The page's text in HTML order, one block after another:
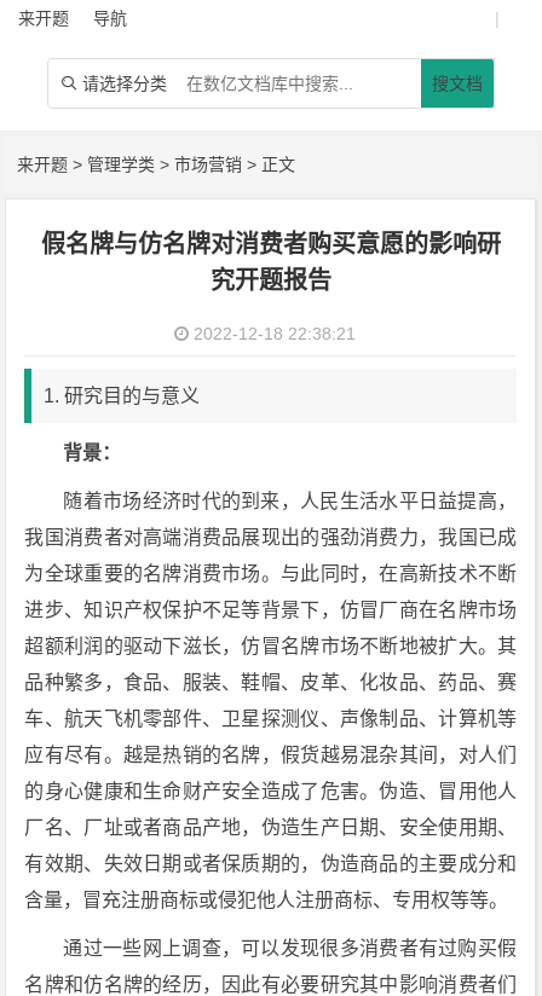
来开题 导航 |
 请选择分类 搜文档
来开题 >管理学类 >市场营销 > 正文
假名牌与仿名牌对消费者购买意愿的影响研
究开题报告
2022-12-18 22:38:21
1. 研究目的与意义
背景：
随着市场经济时代的到来，人民生活水平日益提高，
我国消费者对高端消费品展现出的强劲消费力，我国已成
为全球重要的名牌消费市场。与此同时，在高新技术不断
进步、知识产权保护不足等背景下，仿冒厂商在名牌市场
超额利润的驱动下滋长，仿冒名牌市场不断地被扩大。其
品种繁多，食品、服装、鞋帽、皮革、化妆品、药品、赛
车、航天飞机零部件、卫星探测仪、声像制品、计算机等
应有尽有。越是热销的名牌，假货越易混杂其间，对人们
的身心健康和生命财产安全造成了危害。伪造、冒用他人
厂名、厂址或者商品产地，伪造生产日期、安全使用期、
有效期、失效日期或者保质期的，伪造商品的主要成分和
含量，冒充注册商标或侵犯他人注册商标、专用权等等。
通过一些网上调查，可以发现很多消费者有过购买假
名牌和仿名牌的经历，因此有必要研究其中影响消费者们